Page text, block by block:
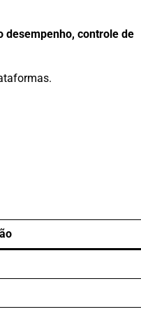
desempenho, controle de